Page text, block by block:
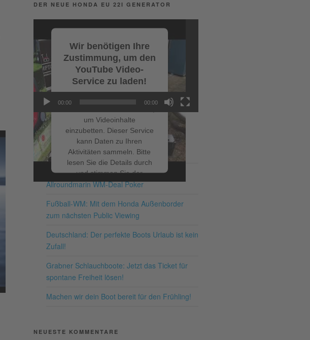
DER NEUE HONDA EU 22I GENERATOR
Wir benötigen Ihre
Zustimmung, um den
YouTube Video-
Service zu laden!
um Videoinhalte
einzubetten. Dieser Service
kann Daten zu Ihren
Aktivitäten sammeln. Bitte
lesen Sie die Details durch
und stimmen Sie der
Nutzung des Service zu, um
powered byUsercentrics
Consent Management
00:00 00:00
NEUESTE BEITRÄGE
Schnappe dir bis zum 19.07.2026 – den
Allroundmarin WM-Deal Poker
Fußball-WM: Mit dem Honda Außenborder
zum nächsten Public Viewing
Deutschland: Der perfekte Boots Urlaub ist kein
Zufall!
Grabner Schlauchboote: Jetzt das Ticket für
spontane Freiheit lösen!
Machen wir dein Boot bereit für den Frühling!
NEUESTE KOMMENTARE